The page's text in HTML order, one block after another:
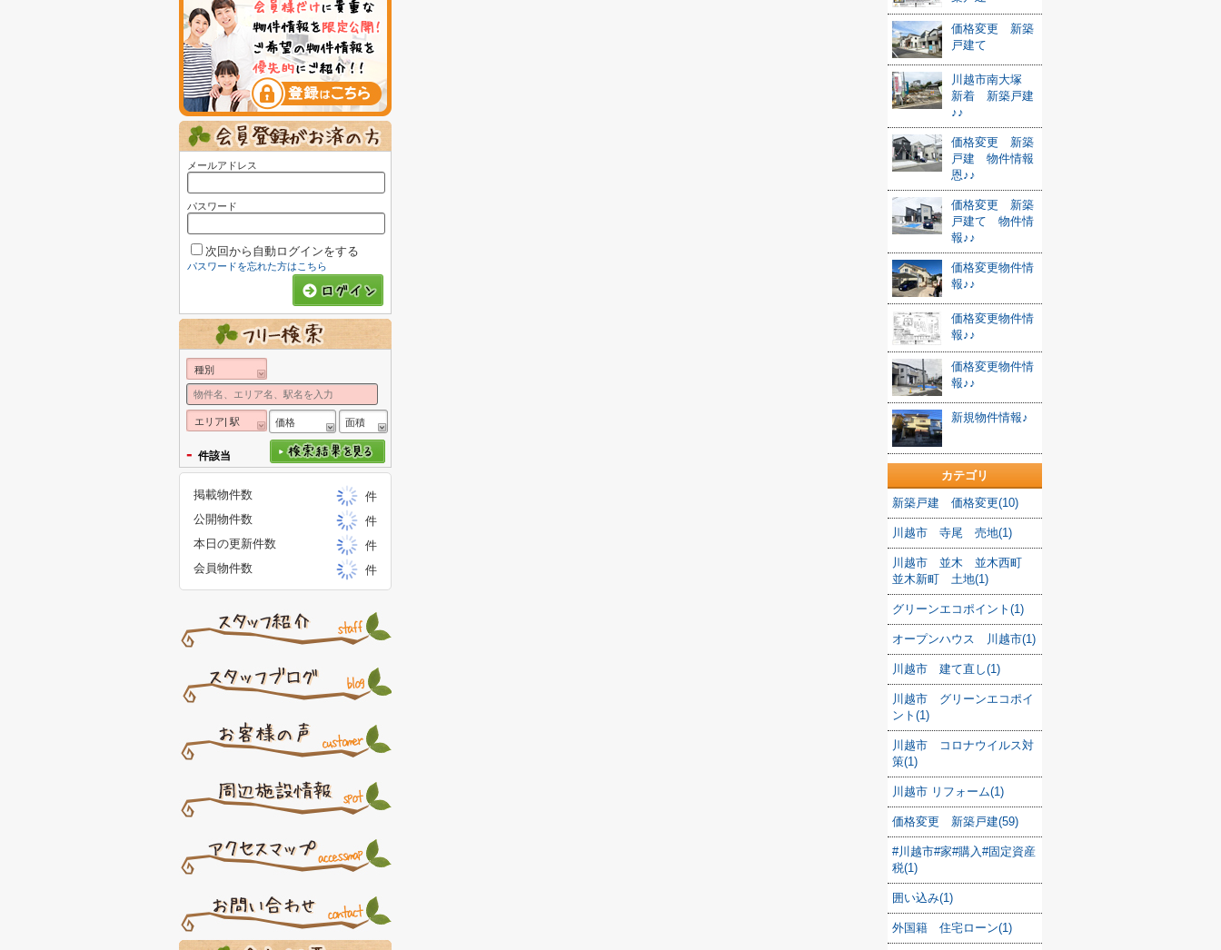
価格変更 新築
戸建て
川越市南大塚
新着 新築戸建
♪♪
価格変更 新築
戸建 物件情報
恩♪♪
価格変更 新築
戸建て 物件情
報♪♪
価格変更物件情
報♪♪
価格変更物件情
報♪♪
価格変更物件情
報♪♪
新規物件情報♪
カテゴリ
新築戸建 価格変更(10)
川越市 寺尾 売地(1)
川越市 並木 並木西町
並木新町 土地(1)
グリーンエコポイント(1)
オープンハウス 川越市(1)
川越市 建て直し(1)
川越市 グリーンエコポイ
ント(1)
川越市 コロナウイルス対
策(1)
川越市 リフォーム(1)
価格変更 新築戸建(59)
#川越市#家#購入#固定資産
税(1)
囲い込み(1)
外国籍 住宅ローン(1)
メールアドレス
パスワード
次回から自動ログインをする
パスワードを忘れた方はこちら
種別
エリア| 駅 価格 面積
- 件該当
掲載物件数
件
公開物件数
件
本日の更新件数
件
会員物件数
件